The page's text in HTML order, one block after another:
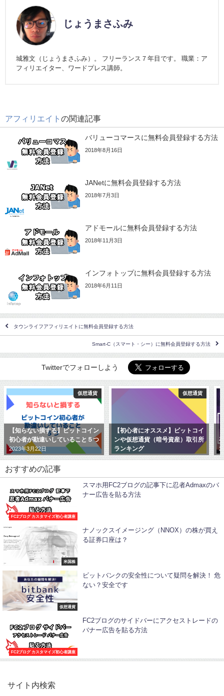
じょうまさふみ
城雅文（じょうまさふみ）。 フリーランス７年目です。 職業：ア
フィリエイター、ワードプレス講師。
アフィリエイト の関連記事
バリューコマースに無料会員登録する方法
2018年8月16日
JANetに無料会員登録する方法
2018年7月3日
アドモールに無料会員登録する方法
2018年11月3日
インフォトップに無料会員登録する方法
2018年6月11日
タウンライフアフィリエイトに無料会員登録する方法
Smart-C（スマート・シー）に無料会員登録する方法
Twitterでフォローしよう
仮想通貨
【知らない損する】ビットコイン
初心者が勘違いしていること５つ
2023年3月22日
仮想通貨
【初心者にオススメ】ビットコイ
ンや仮想通貨（暗号資産）取引所
ランキング
2021年5月28日
存
おすすめの記事
FC2ブログ カスタマイズ初心者講座
スマホ用FC2ブログの記事下に忍者Admaxのバ
ナー広告を貼る方法
米国株
ナノックスイメージング（NNOX）の株が買え
る証券口座は？
仮想通貨
ビットバンクの安全性について疑問を解決！ 危
ない？安全です
FC2ブログ カスタマイズ初心者講座
FC2ブログのサイドバーにアクセストレードの
バナー広告を貼る方法
サイト内検索